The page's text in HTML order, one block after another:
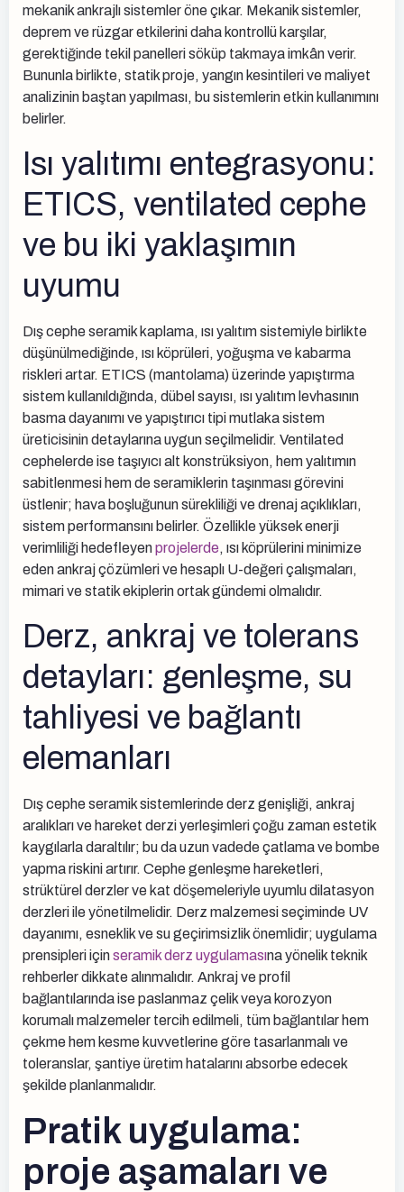
mekanik ankrajlı sistemler öne çıkar. Mekanik sistemler,
deprem ve rüzgar etkilerini daha kontrollü karşılar,
gerektiğinde tekil panelleri söküp takmaya imkân verir.
Bununla birlikte, statik proje, yangın kesintileri ve maliyet
analizinin baştan yapılması, bu sistemlerin etkin kullanımını
belirler.
Isı yalıtımı entegrasyonu:
ETICS, ventilated cephe
ve bu iki yaklaşımın
uyumu
Dış cephe seramik kaplama, ısı yalıtım sistemiyle birlikte
düşünülmediğinde, ısı köprüleri, yoğuşma ve kabarma
riskleri artar. ETICS (mantolama) üzerinde yapıştırma
sistem kullanıldığında, dübel sayısı, ısı yalıtım levhasının
basma dayanımı ve yapıştırıcı tipi mutlaka sistem
üreticisinin detaylarına uygun seçilmelidir. Ventilated
cephelerde ise taşıyıcı alt konstrüksiyon, hem yalıtımın
sabitlenmesi hem de seramiklerin taşınması görevini
üstlenir; hava boşluğunun sürekliliği ve drenaj açıklıkları,
sistem performansını belirler. Özellikle yüksek enerji
verimliliği hedefleyenprojelerde, ısı köprülerini minimize
eden ankraj çözümleri ve hesaplı U-değeri çalışmaları,
mimari ve statik ekiplerin ortak gündemi olmalıdır.
Derz, ankraj ve tolerans
detayları: genleşme, su
tahliyesi ve bağlantı
elemanları
Dış cephe seramik sistemlerinde derz genişliği, ankraj
aralıkları ve hareket derzi yerleşimleri çoğu zaman estetik
kaygılarla daraltılır; bu da uzun vadede çatlama ve bombe
yapma riskini artırır. Cephe genleşme hareketleri,
strüktürel derzler ve kat döşemeleriyle uyumlu dilatasyon
derzleri ile yönetilmelidir. Derz malzemesi seçiminde UV
dayanımı, esneklik ve su geçirimsizlik önemlidir; uygulama
prensipleri içinseramik derz uygulamasına yönelik teknik
rehberler dikkate alınmalıdır. Ankraj ve profil
bağlantılarında ise paslanmaz çelik veya korozyon
korumalı malzemeler tercih edilmeli, tüm bağlantılar hem
çekme hem kesme kuvvetlerine göre tasarlanmalı ve
toleranslar, şantiye üretim hatalarını absorbe edecek
şekilde planlanmalıdır.
Pratik uygulama:
proje aşamaları ve